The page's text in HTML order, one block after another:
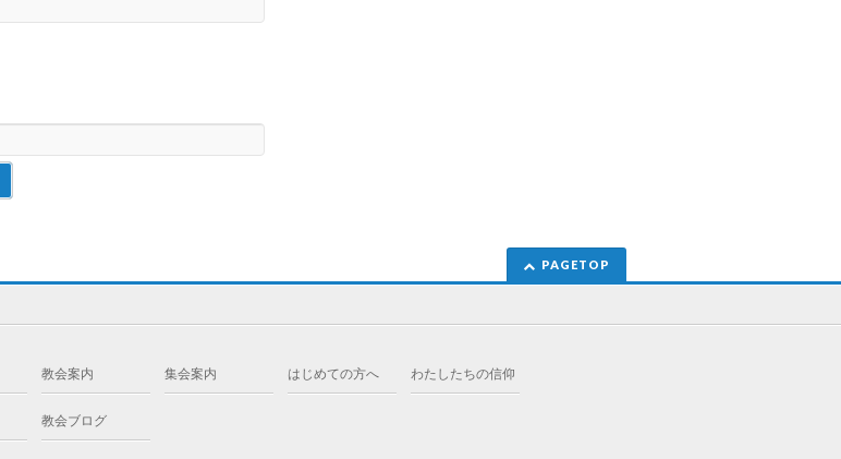
PAGETOP
教会案内 集会案内 はじめての方へ わたしたちの信仰
教会ブログ